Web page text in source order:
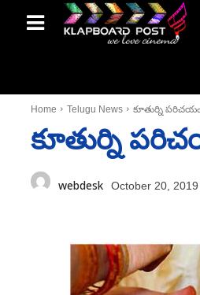
Home Telugu News కూతుర్ని
కూతుర్ని
webdesk October 20, 2019